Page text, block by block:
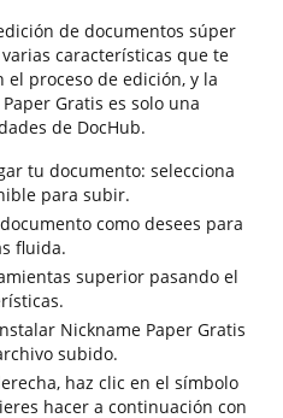
de documentos súper
características que te
proceso de edición, y la
Gratis es solo una
de DocHub.
tu documento: selecciona
para subir.
como desees para
fluida.
superior pasando el
Nickname Paper Gratis
subido.
haz clic en el símbolo
hacer a continuación con